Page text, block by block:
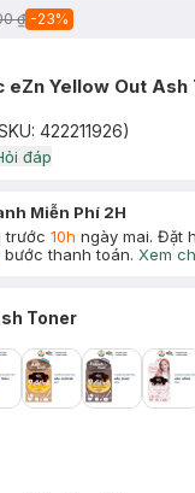
₫ -23%
eZn Yellow Out Ash
422211926)
đáp
Miễn Phí 2H
trước 10h ngày mai. Đặt
bước thanh toán. Xem
Toner